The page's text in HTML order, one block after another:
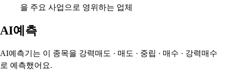
을 주요 사업으로 영위하는 업체
AI예측
AI예측기는 이 종목을 강력매도 · 매도 · 중립 · 매수 · 강력매수
로 예측했어요.